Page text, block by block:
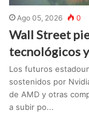
Ago 05, 2026 0
Wall Street
tecnológicos
Los futuros
sostenidos por
de AMD y otras
a subir po...